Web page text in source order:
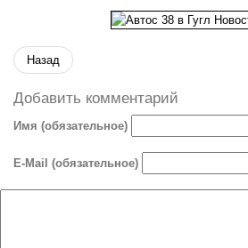
Назад
Добавить комментарий
Имя (обязательное)
E-Mail (обязательное)